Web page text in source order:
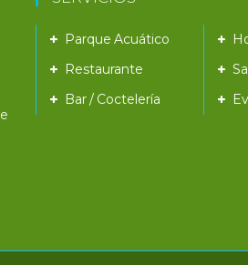
Parque Acuático
Restaurante
Bar / Coctelería